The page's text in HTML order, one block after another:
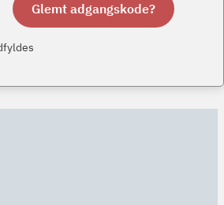
Glemt adgangskode?